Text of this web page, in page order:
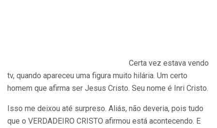
Certa vez estava vendo
tv, quando apareceu uma figura muito hilária. Um certo
homem que afirma ser Jesus Cristo. Seu nome é Inri Cristo.
Isso me deixou até surpreso. Aliás, não deveria, pois tudo
que o VERDADEIRO CRISTO afirmou está acontecendo. E